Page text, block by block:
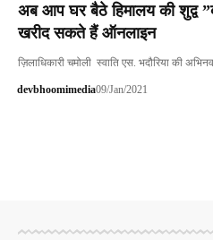
अब आप घर बैठे हिमालय की शुद्व
खरीद सकते हैं ऑनलाइन
ज़िलाधिकारी चमोली स्वाति एस. भदौरिया की
devbhoomimedia09/Jan/2021